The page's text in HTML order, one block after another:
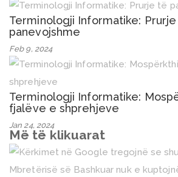
Terminologji Informatike:
panevojshme
Feb 9, 2024
Terminologji Informatike:
fjalëve e shprehjeve
Jan 24, 2024
Më të klikuarat